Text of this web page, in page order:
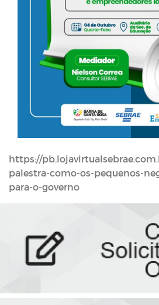
https://
palestra-como-os-pequenos-
para-o-governo